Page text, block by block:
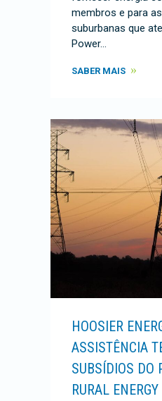
membros e para
suburbanas que
Power…
SABER MAIS
HOOSIER
ASSISTÊNCIA
SUBSÍDIOS DO
RURAL